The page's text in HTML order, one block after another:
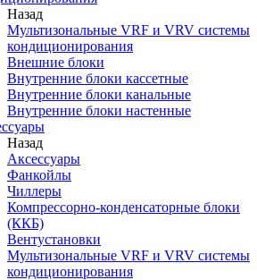
Назад
Мультизональные VRF и VRV системы
кондиционирования
Внешние блоки
Внутренние блоки кассетные
Внутренние блоки канальные
Внутренние блоки настенные
Назад
Аксессуары
Фанкойлы
Чиллеры
Компрессорно-конденсаторные блоки
(ККБ)
Вентустановки
Мультизональные VRF и VRV системы
кондиционирования